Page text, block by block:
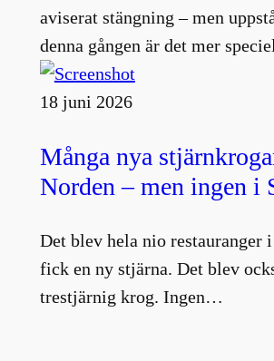
aviserat stängning – men
denna gången är det mer
18 juni 2026
Många nya
Norden – men ingen i
Det blev hela nio restauranger
fick en ny stjärna. Det blev
trestjärnig krog. Ingen…